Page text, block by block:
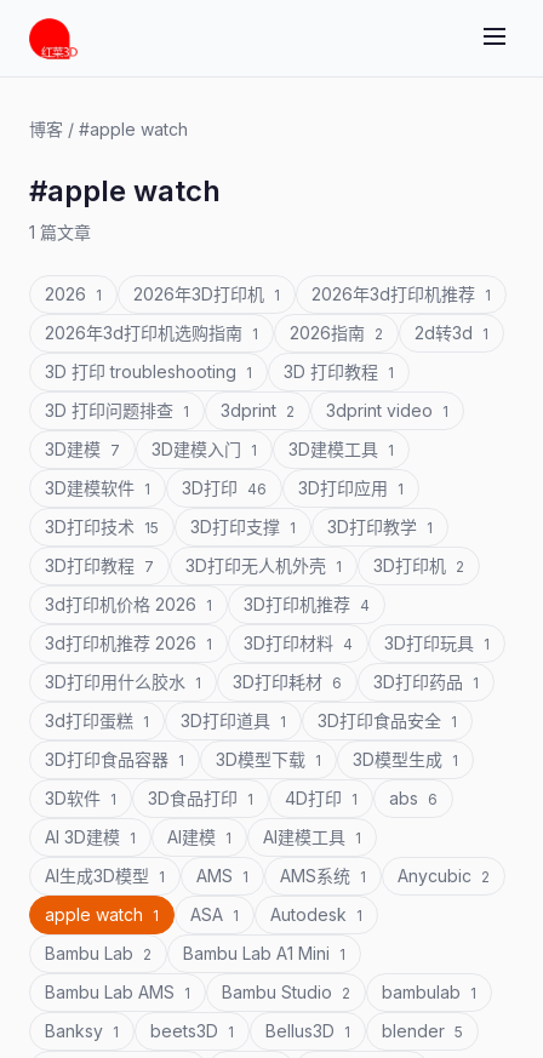
博客 / #apple watch
#apple watch
1 篇文章
2026 1 2026年3D打印机 1 2026年3d打印机推荐 1
2026年3d打印机选购指南 1 2026指南 2 2d转3d 1
3D 打印 troubleshooting 1 3D 打印教程 1
3D 打印问题排查 1 3dprint 2 3dprint video 1
3D建模 7 3D建模入门 1 3D建模工具 1
3D建模软件 1 3D打印 46 3D打印应用 1
3D打印技术 15 3D打印支撑 1 3D打印教学 1
3D打印教程 7 3D打印无人机外壳 1 3D打印机 2
3d打印机价格 2026 1 3D打印机推荐 4
3d打印机推荐 2026 1 3D打印材料 4 3D打印玩具 1
3D打印用什么胶水 1 3D打印耗材 6 3D打印药品 1
3d打印蛋糕 1 3D打印道具 1 3D打印食品安全 1
3D打印食品容器 1 3D模型下载 1 3D模型生成 1
3D软件 1 3D食品打印 1 4D打印 1 abs 6
AI 3D建模 1 AI建模 1 AI建模工具 1
AI生成3D模型 1 AMS 1 AMS系统 1 Anycubic 2
apple watch 1 ASA 1 Autodesk 1
Bambu Lab 2 Bambu Lab A1 Mini 1
Bambu Lab AMS 1 Bambu Studio 2 bambulab 1
Banksy 1 beets3D 1 Bellus3D 1 blender 5